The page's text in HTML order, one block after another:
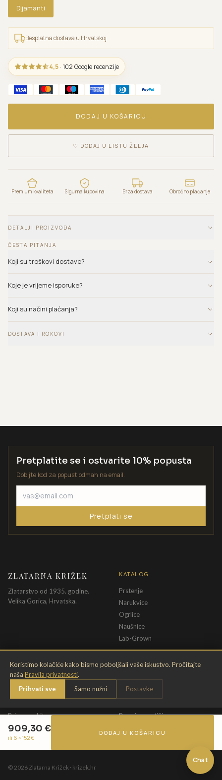
Dijamanti
Besplatna dostava u Hrvatskoj
4,5 · 102 Google recenzije
DODAJ U KOŠARICU
♡ DODAJ U LISTU ŽELJA
Premium kvaliteta Sigurna kupovina Brza dostava Obročno plaćanje
DETALJI PROIZVODA
ČESTA PITANJA
Koji su troškovi dostave?
Koje je vrijeme isporuke?
Koji su načini plaćanja?
DOSTAVA I ROKOVI
909,30 €
ili 6 ×152€
DODAJ U KOŠARICU
Chat
Koristimo kolačiće kako bismo poboljšali vaše iskustvo. Pročitajte
naša Pravila privatnosti.
Prihvati sve
Samo nužni Postavke
Pretplatite se i ostvarite 10% popusta
Dobijte kod za popust odmah na email.
Pretplati se
ZLATARNA KRIŽEK
Zlatarstvo od 1935. godine.
Velika Gorica, Hrvatska.
KATALOG
Prstenje
Narukvice
Ogrlice
Naušnice
Lab-Grown
INFORMACIJE
O nama
Kontakt
Briga o nakitu
Jamstvo
PRAVNE ODREDBE
Pravila privatnosti
Opći uvjeti
Promjena veličine
©2026Zlatarna Križek · krizek.hr